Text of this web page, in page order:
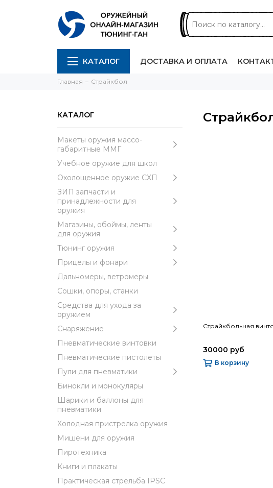
КАТАЛОГ ДОСТАВКА И ОПЛАТА
Главная Страйкбол
КАТАЛОГ
Макеты оружия массо-
габаритные ММГ
Учебное оружие для школ
Охолощенное оружие СХП
ЗИП запчасти и
принадлежности для
оружия
Магазины, обоймы, ленты
для оружия
Тюнинг оружия
Прицелы и фонари
Дальномеры, ветромеры
Сошки, опоры, станки
Средства для ухода за
оружием
Снаряжение
Пневматические винтовки
Пневматические пистолеты
Пули для пневматики
Бинокли и монокуляры
Шарики и баллоны для
пневматики
Холодная пристрелка оружия
Мишени для оружия
Пиротехника
Книги и плакаты
Практическая стрельба IPSC
Страйкбольная
30000 руб
В корзину